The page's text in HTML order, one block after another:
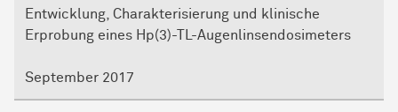
Entwicklung, Charakterisierung und klinische
Erprobung eines Hp(3)-TL-Augenlinsendosimeters
September 2017